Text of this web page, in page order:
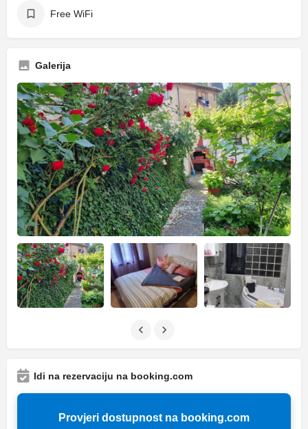
Free WiFi
Galerija
Idi na rezervaciju na booking.com
Provjeri dostupnost na booking.com